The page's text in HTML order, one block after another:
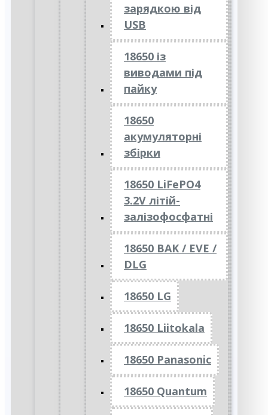
зарядкою від
USB
18650 із
виводами під
пайку
18650
акумуляторні
збірки
18650 LiFePO4
3.2V літій-
залізофосфатні
18650 BAK / EVE /
DLG
18650 LG
18650 Liitokala
18650 Panasonic
18650 Quantum